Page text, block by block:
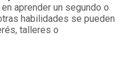
aprender un segundo o
habilidades se pueden
talleres o